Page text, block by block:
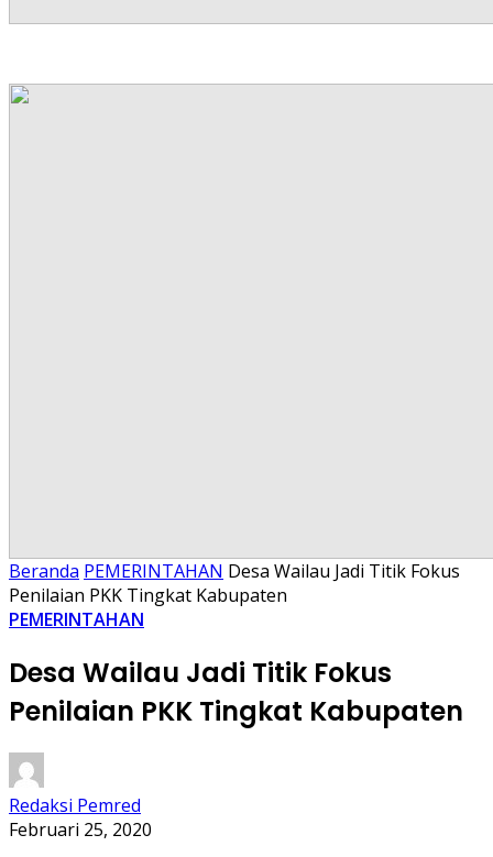
Beranda PEMERINTAHAN Desa Wailau Jadi Titik Fokus
Penilaian PKK Tingkat Kabupaten
PEMERINTAHAN
Desa Wailau Jadi Titik Fokus
Penilaian PKK Tingkat Kabupaten
Redaksi Pemred
Februari 25, 2020